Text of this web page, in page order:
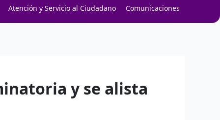
Atención y Servicio al Ciudadano Comunicaciones
y se alista